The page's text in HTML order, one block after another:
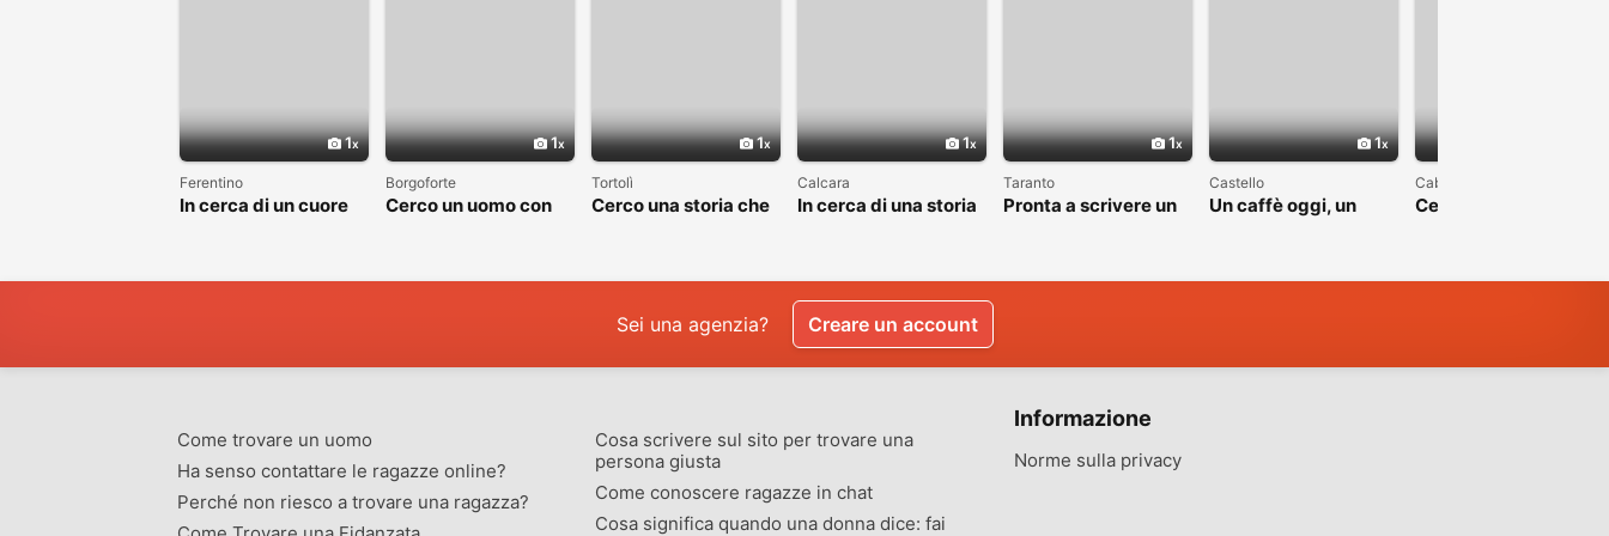
1
Ferentino
In cerca di un cuore
1
Borgoforte
Cerco un uomo con
1
Tortolì
Cerco una storia che
1
Calcara
In cerca di una storia
1
Taranto
Pronta a scrivere un
1
Castello
Un caffè oggi, un
Cabras
Cerco una bella
Sei una agenzia? Creare un account
Come trovare un uomo
Ha senso contattare le ragazze online?
Perché non riesco a trovare una ragazza?
Cosa scrivere sul sito per trovare una
persona giusta
Come conoscere ragazze in chat
Cosa significa quando una donna dice: fai
Informazione
Norme sulla privacy